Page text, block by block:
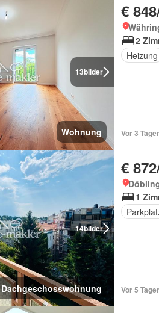
13bilder
Wohnung
€
2
Heizung
Vor 3
14bilder
Dachgeschosswohnung
€
1
Vor 5